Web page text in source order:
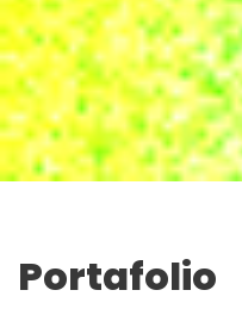
Portafolio